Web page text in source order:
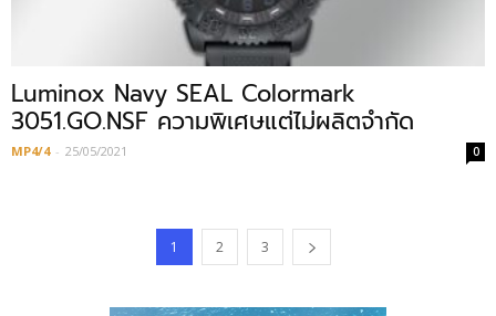
Luminox Navy SEAL Colormark
3051.GO.NSF ความพิเศษแต่ไม่ผลิตจำกัด
MP4/4 - 25/05/2021 0
1 2 3